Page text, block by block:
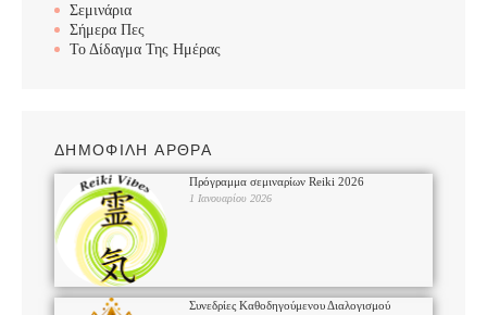
Σεμινάρια
Σήμερα Πες
Το Δίδαγμα Της Ημέρας
ΔΗΜΟΦΙΛΗ ΑΡΘΡΑ
Πρόγραμμα σεμιναρίων Reiki 2026
1 Ιανουαρίου 2026
Συνεδρίες Καθοδηγούμενου Διαλογισμού